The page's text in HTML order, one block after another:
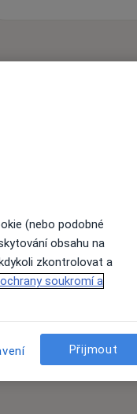
(nebo podobné
obsahu na
zkontrolovat a
soukromí a
Přijmout